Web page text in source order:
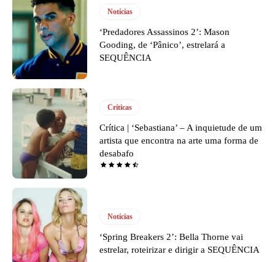
Notícias
‘Predadores Assassinos 2’: Mason
Gooding, de ‘Pânico’, estrelará a
SEQUÊNCIA
Críticas
Crítica | ‘Sebastiana’ – A inquietude de um
artista que encontra na arte uma forma de
desabafo
Notícias
‘Spring Breakers 2’: Bella Thorne vai
estrelar, roteirizar e dirigir a SEQUÊNCIA